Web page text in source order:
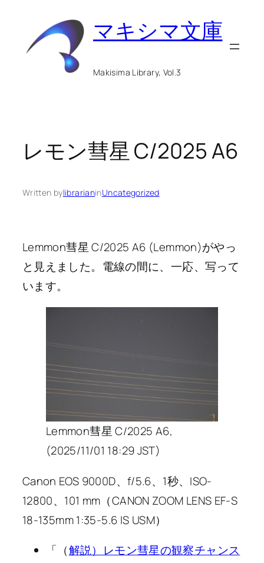
マキシマ文庫
Makisima Library, Vol.3
レモン彗星 C/2025 A6
Written bylibrarianinUncategorized
Lemmon彗星 C/2025 A6 (Lemmon)がやっ
と見えました。電線の間に、一応、写って
います。
Lemmon彗星 C/2025 A6,
(2025/11/01 18:29 JST)
Canon EOS 9000D、f/5.6、1秒、ISO-
12800、101 mm（CANON ZOOM LENS EF-S
18-135mm 1:35-5.6 IS USM）
「（解説）レモン彗星の観察チャンス